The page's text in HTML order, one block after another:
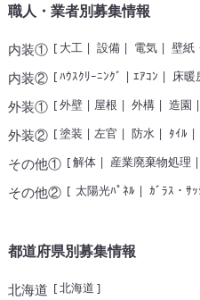
職人・業者別募集情報
内装①[ 大工| 設備| 電気| 壁紙
内装②[ﾊｳｽｸﾘｰﾆﾝｸﾞ | ｴｱｺﾝ | 床暖
外装①[外壁| 屋根 | 外構| 造園 |
外装②[塗装 | 左官 | 防水| ﾀｲﾙ |
その他①[解体| 産業廃棄物処理 |
その他②[ 太陽光ﾊﾟﾈﾙ | ｶﾞﾗｽ・ｻｯ
都道府県別募集情報
北海道 [北海道 ]